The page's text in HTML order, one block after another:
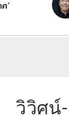
’
วิวิศน์